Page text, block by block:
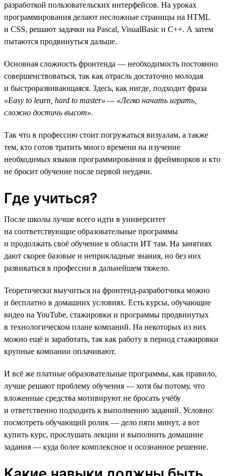
разработкой пользовательских интерфейсов. На уроках
программирования делают несложные страницы на HTML
и CSS, решают задачки на Pascal, VisualBasic и C++. А затем
пытаются продвинуться дальше.
Основная сложность фронтенда — необходимость постоянно
совершенствоваться, так как отрасль достаточно молодая
и быстроразвивающаяся. Здесь, как нигде, подходит фраза
«Easy to learn, hard to master» — «Легко начать играть,
сложно достичь высот».
Так что в профессию стоит погружаться визуалам, а также
тем, кто готов тратить много времени на изучение
необходимых языков программирования и фреймворков и кто
не бросит обучение после первой неудачи.
Где учиться?
После школы лучше всего идти в университет
на соответствующие образовательные программы
и продолжать своё обучение в области ИТ там. На занятиях
дают скорее базовые и неприкладные знания, но без них
развиваться в профессии в дальнейшем тяжело.
Теоретически выучиться на фронтенд-разработчика можно
и бесплатно в домашних условиях. Есть курсы, обучающие
видео на YouTube, стажировки и программы продвинутых
в технологическом плане компаний. На некоторых из них
можно ещё и заработать, так как работу в период стажировки
крупные компании оплачивают.
И всё же платные образовательные программы, как правило,
лучше решают проблему обучения — хотя бы потому, что
вложенные средства мотивируют не бросать учёбу
и ответственно подходить к выполнению заданий. Условно:
посмотреть обучающий ролик — дело пяти минут, а вот
купить курс, прослушать лекции и выполнить домашние
задания — куда более комплексное и осознанное решение.